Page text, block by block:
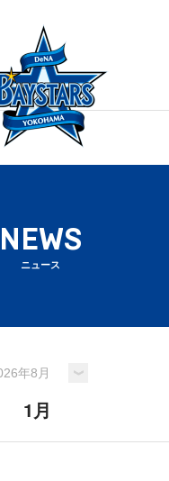
NEWS
ニュース
1月